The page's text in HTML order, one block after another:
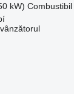
kW) Combustibil